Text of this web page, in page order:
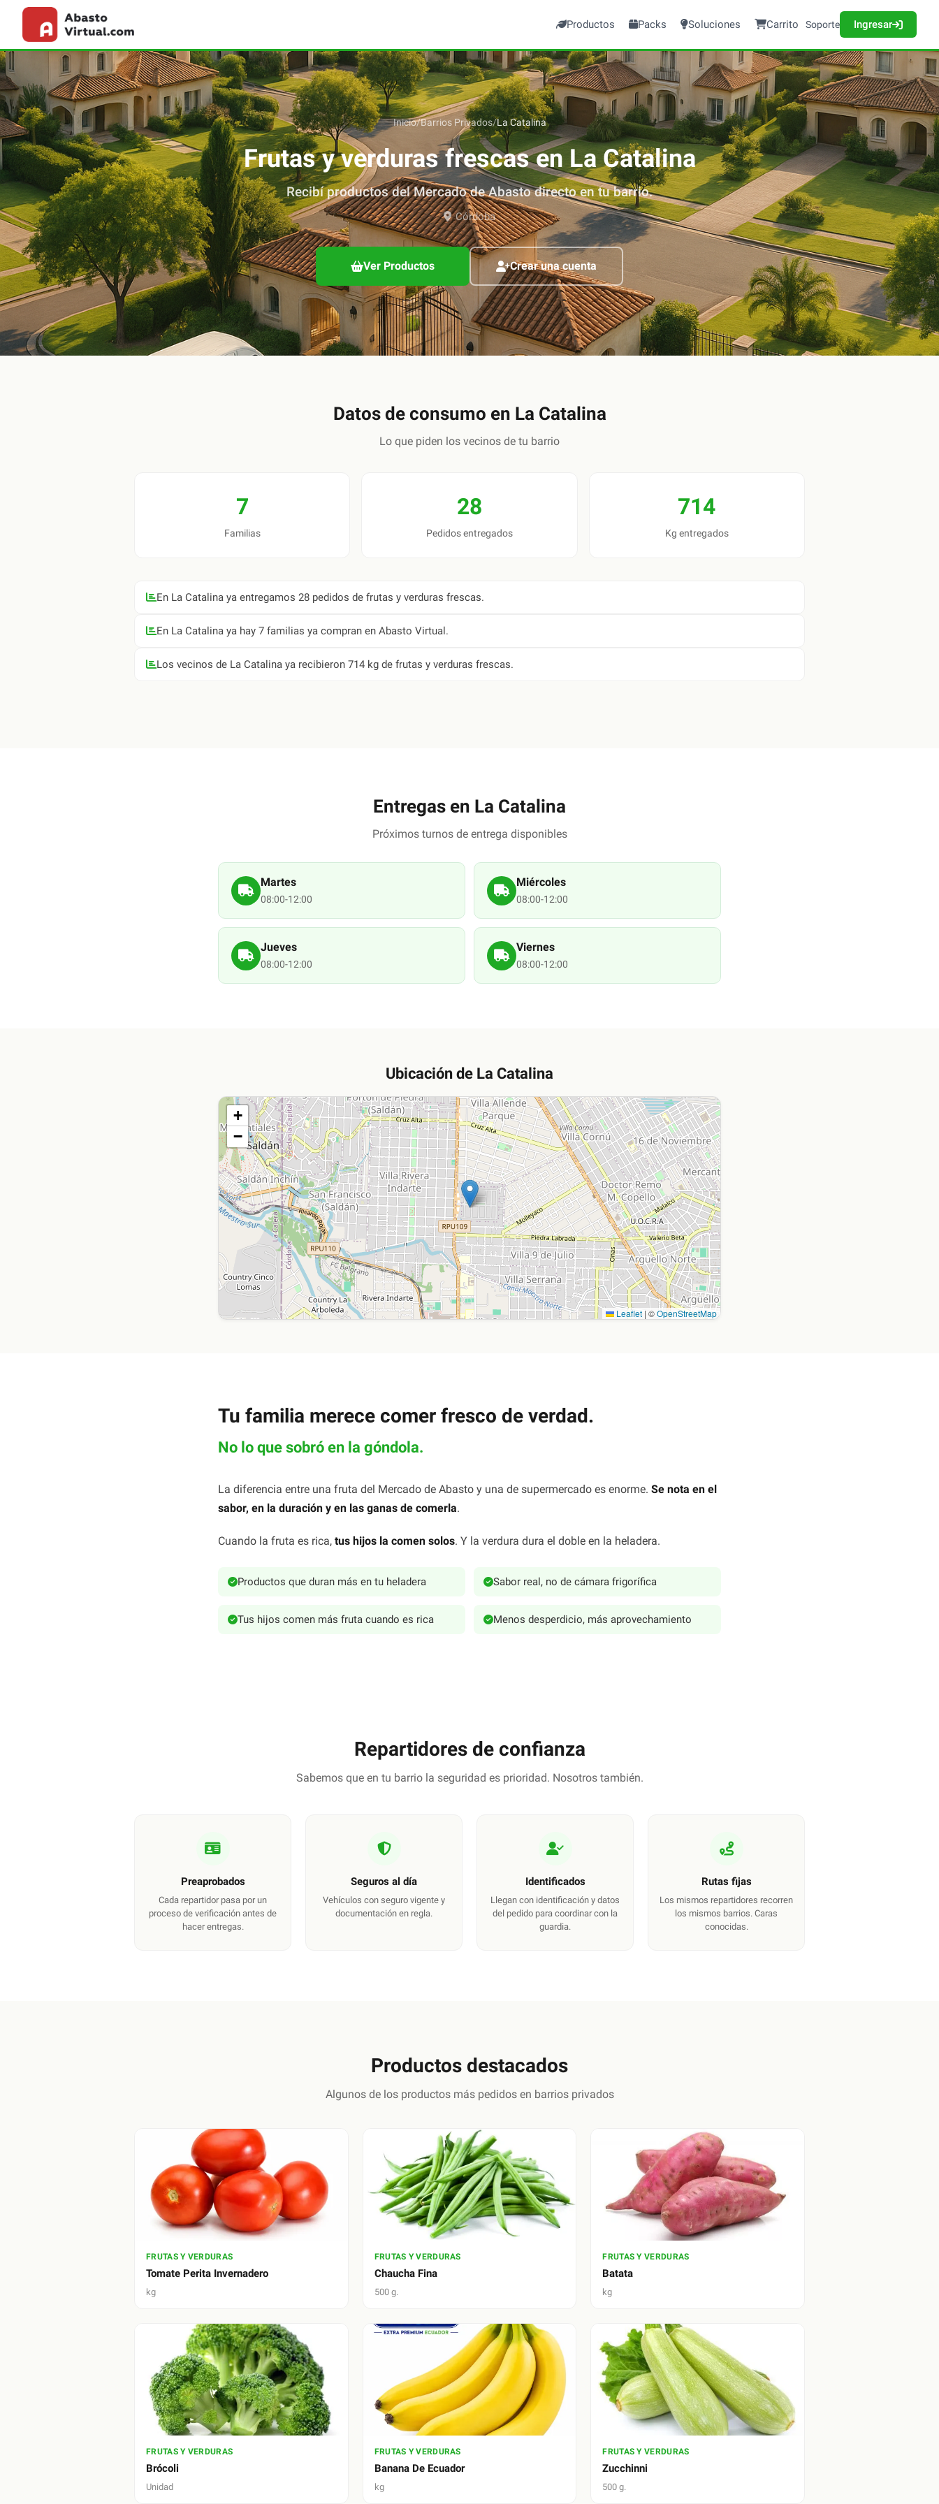
Productos Packs Soluciones Carrito Soporte Ingresar
Inicio/Barrios Privados/La Catalina
Frutas y verduras frescas en La Catalina
Recibí productos del Mercado de Abasto directo en tu barrio.
Córdoba
Ver Productos Crear una cuenta
Datos de consumo en La Catalina
Lo que piden los vecinos de tu barrio
7
Familias
28
Pedidos entregados
714
Kg entregados
En La Catalina ya entregamos 28 pedidos de frutas y verduras frescas.
En La Catalina ya hay 7 familias ya compran en Abasto Virtual.
Los vecinos de La Catalina ya recibieron 714 kg de frutas y verduras frescas.
Entregas en La Catalina
Próximos turnos de entrega disponibles
Martes
08:00-12:00
Miércoles
08:00-12:00
Jueves
08:00-12:00
Viernes
08:00-12:00
Ubicación de La Catalina
+
−
Leaflet | ©OpenStreetMap
Tu familia merece comer fresco de verdad.
No lo que sobró en la góndola.
La diferencia entre una fruta del Mercado de Abasto y una de supermercado es enorme. Se nota en el
sabor, en la duración y en las ganas de comerla.
Cuando la fruta es rica, tus hijos la comen solos. Y la verdura dura el doble en la heladera.
Productos que duran más en tu heladera Sabor real, no de cámara frigorífica
Tus hijos comen más fruta cuando es rica Menos desperdicio, más aprovechamiento
Repartidores de confianza
Sabemos que en tu barrio la seguridad es prioridad. Nosotros también.
Preaprobados
Cada repartidor pasa por un
proceso de verificación antes de
hacer entregas.
Seguros al día
Vehículos con seguro vigente y
documentación en regla.
Identificados
Llegan con identificación y datos
del pedido para coordinar con la
guardia.
Rutas fijas
Los mismos repartidores recorren
los mismos barrios. Caras
conocidas.
Productos destacados
Algunos de los productos más pedidos en barrios privados
FRUTAS Y VERDURAS
Tomate Perita Invernadero
kg
FRUTAS Y VERDURAS
Chaucha Fina
500 g.
FRUTAS Y VERDURAS
Batata
kg
FRUTAS Y VERDURAS
Brócoli
Unidad
FRUTAS Y VERDURAS
Banana De Ecuador
kg
FRUTAS Y VERDURAS
Zucchinni
500 g.